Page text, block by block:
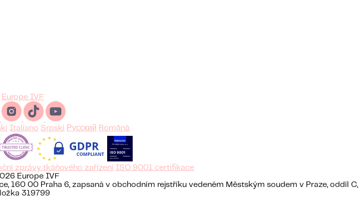
Europe IVF
Italiano Srpski Русский Română
zprávy tkáňového zařízení
ISO 9001 certifikace
Europe IVF
160 00 Praha 6, zapsaná v obchodním rejstříku vedeném Městským soudem v Praze, oddíl C,
319799